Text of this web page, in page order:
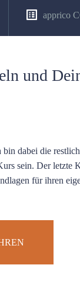
apprico
und
dabei die
sein. Der letzte
für ihren